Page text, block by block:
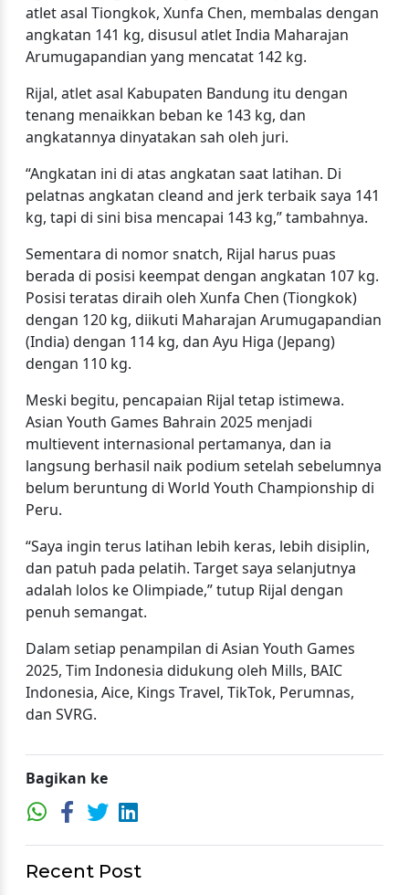
atlet asal Tiongkok, Xunfa Chen, membalas dengan
angkatan 141 kg, disusul atlet India Maharajan
Arumugapandian yang mencatat 142 kg.
Rijal, atlet asal Kabupaten Bandung itu dengan
tenang menaikkan beban ke 143 kg, dan
angkatannya dinyatakan sah oleh juri.
“Angkatan ini di atas angkatan saat latihan. Di
pelatnas angkatan cleand and jerk terbaik saya 141
kg, tapi di sini bisa mencapai 143 kg,” tambahnya.
Sementara di nomor snatch, Rijal harus puas
berada di posisi keempat dengan angkatan 107 kg.
Posisi teratas diraih oleh Xunfa Chen (Tiongkok)
dengan 120 kg, diikuti Maharajan Arumugapandian
(India) dengan 114 kg, dan Ayu Higa (Jepang)
dengan 110 kg.
Meski begitu, pencapaian Rijal tetap istimewa.
Asian Youth Games Bahrain 2025 menjadi
multievent internasional pertamanya, dan ia
langsung berhasil naik podium setelah sebelumnya
belum beruntung di World Youth Championship di
Peru.
“Saya ingin terus latihan lebih keras, lebih disiplin,
dan patuh pada pelatih. Target saya selanjutnya
adalah lolos ke Olimpiade,” tutup Rijal dengan
penuh semangat.
Dalam setiap penampilan di Asian Youth Games
2025, Tim Indonesia didukung oleh Mills, BAIC
Indonesia, Aice, Kings Travel, TikTok, Perumnas,
dan SVRG.
Bagikan ke
Recent Post